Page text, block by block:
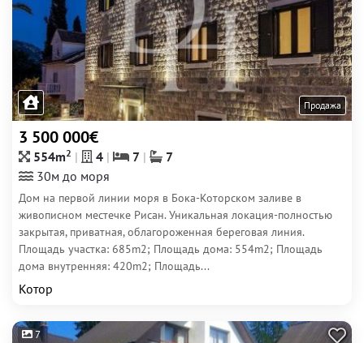
Продажа
3 500 000€
554m2 4 7
7
30м до моря
Дом на первой линии моря в Бока-Которском заливе в
живописном местечке Рисан. Уникальная локация-полностью
закрытая, приватная, облагороженная береговая линия.
Площадь участка: 685m2; Площадь дома: 554m2; Площадь
дома внутренняя: 420m2; Площадь...
Котор
7